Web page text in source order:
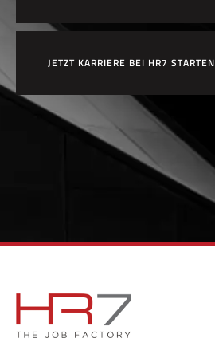
JETZT KARRIERE BEI HR7 STARTEN